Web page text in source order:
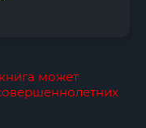
может